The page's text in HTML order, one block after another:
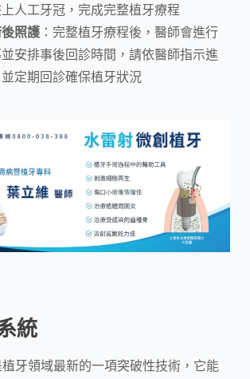
人工牙冠，完成完整植牙療程
照護 ：完整植牙療程後，醫師會進行
安排事後回診時間，請依醫師指示進
定期回診確保植牙狀況
統
牙領域最新的一項突破性技術，它能